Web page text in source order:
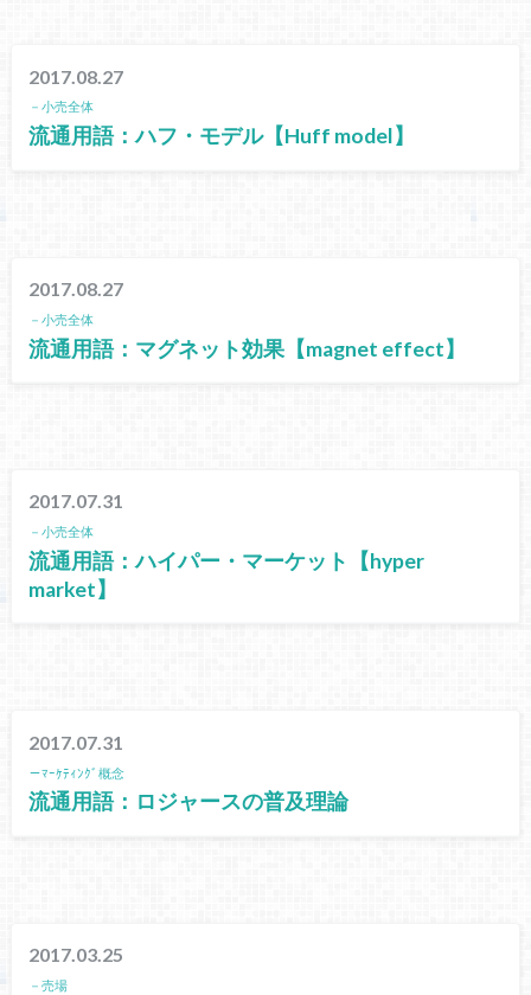
2017.08.27
－小売全体
流通用語：ハフ・モデル【Huff model】
2017.08.27
－小売全体
流通用語：マグネット効果【magnet effect】
2017.07.31
－小売全体
流通用語：ハイパー・マーケット【hyper
market】
2017.07.31
－ﾏｰｹﾃｨﾝｸﾞ概念
流通用語：ロジャースの普及理論
2017.03.25
－売場